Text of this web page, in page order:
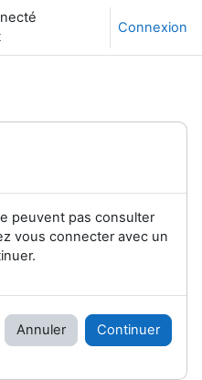
Connexion
peuvent pas consulter
vous connecter avec un
Annuler Continuer